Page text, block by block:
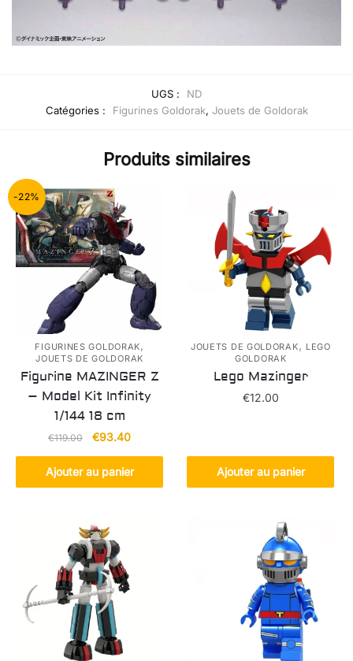
UGS :
ND
Catégories :
Figurines Goldorak, Jouets de Goldorak
Produits similaires
-22%
FIGURINES GOLDORAK,
JOUETS DE GOLDORAK
Figurine MAZINGER Z
– Model Kit Infinity
1/144 18 cm
€119.00
Le
prix
initial
était :
€93.40Le
prix
actuel
est :
Ajouter au panier
JOUETS DE GOLDORAK, LEGO
GOLDORAK
Lego Mazinger
€12.00
Ajouter au panier